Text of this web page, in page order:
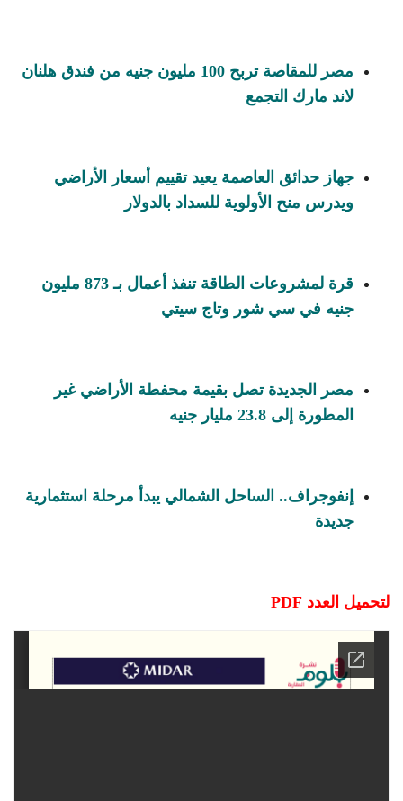
مصر للمقاصة تربح 100 مليون جنيه من فندق هلنان
لاند مارك التجمع
جهاز حدائق العاصمة يعيد تقييم أسعار الأراضي
ويدرس منح الأولوية للسداد بالدولار
قرة لمشروعات الطاقة تنفذ أعمال بـ 873 مليون
جنيه في سي شور وتاج سيتي
مصر الجديدة تصل بقيمة محفطة الأراضي غير
المطورة إلى 23.8 مليار جنيه
إنفوجراف.. الساحل الشمالي يبدأ مرحلة استثمارية
جديدة
لتحميل العدد PDF